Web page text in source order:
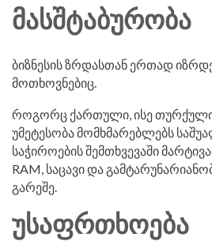
ᲛᲐᲡᲨᲢᲐᲑᲣᲠᲝᲑᲐ
ბიზნესის ზრდასთან ერთად
მოთხოვნებიც.
როგორც ქართული, ისე თურქული
უმეტესობა მომხმარებლებს
საჭიროების შემთხვევაში
RAM, საცავი და
გარეშე.
ᲣᲡᲐᲤᲠᲗᲮᲝᲔᲑᲐ